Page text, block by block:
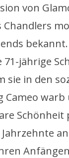
von
Chandlers
jährige
sie in den
Cameo